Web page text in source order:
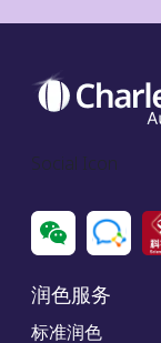
Social Icon
润色服务
标准润色